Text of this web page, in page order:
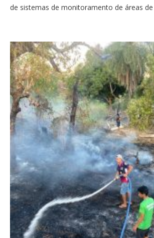
de sistemas de monitoramento de áreas de